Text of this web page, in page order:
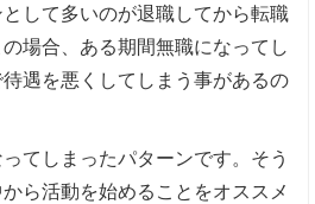
して多いのが退職してから転職
場合、ある期間無職になってし
遇を悪くしてしまう事があるの
てしまったパターンです。そう
ら活動を始めることをオススメ